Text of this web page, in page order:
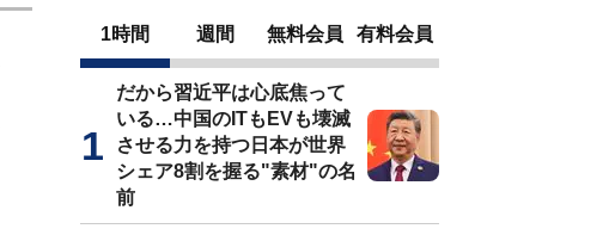
1時間 週間 無料会員 有料会員
だから習近平は心底焦って
いる…中国のITもEVも壊滅
させる力を持つ日本が世界
シェア8割を握る"素材"の名
前